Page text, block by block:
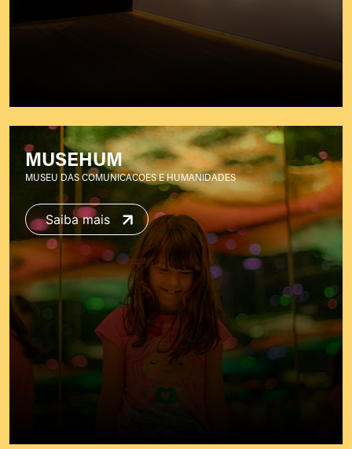
MUSEHUM
MUSEU DAS COMUNICACOES E HUMANIDADES
Saiba mais